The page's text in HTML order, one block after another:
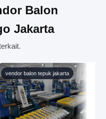
Balon
Jakarta
vendor balon tepuk jakarta